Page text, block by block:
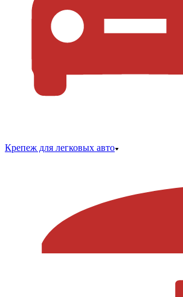
Крепеж для легковых авто